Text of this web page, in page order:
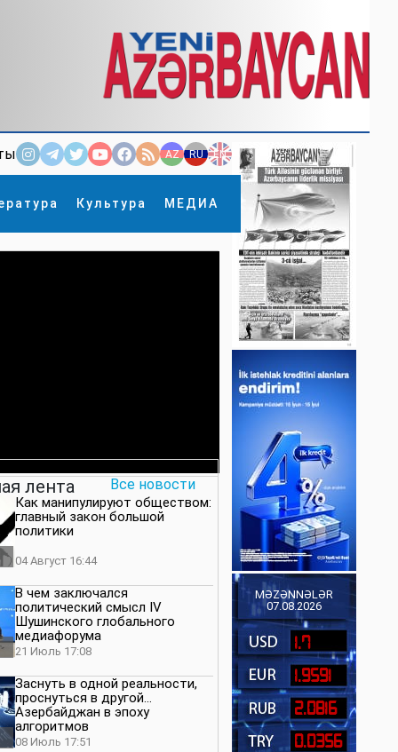
AZ RU EN
Культура МЕДИА
×
лента Все новости
Как манипулируют обществом:
главный закон большой
политики
04 Август 16:44
В чем заключался
политический смысл IV
Шушинского глобального
медиафорума
21 Июль 17:08
Заснуть в одной реальности,
проснуться в другой…
Азербайджан в эпоху
алгоритмов
08 Июль 17:51
MƏZƏNNƏLƏR
07.08.2026
1.7
1.9591
2.0816
0.0356